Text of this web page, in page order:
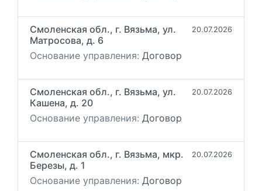
Смоленская обл., г. Вязьма, ул.
Матросова, д. 6
20.07.2026
Основание управления: Договор
Смоленская обл., г. Вязьма, ул.
Кашена, д. 20
20.07.2026
Основание управления: Договор
Смоленская обл., г. Вязьма, мкр.
Березы, д. 1
20.07.2026
Основание управления: Договор